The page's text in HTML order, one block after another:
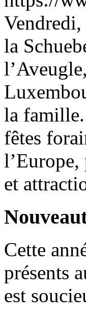
la
la
fêtes
et
Cette
présents
est